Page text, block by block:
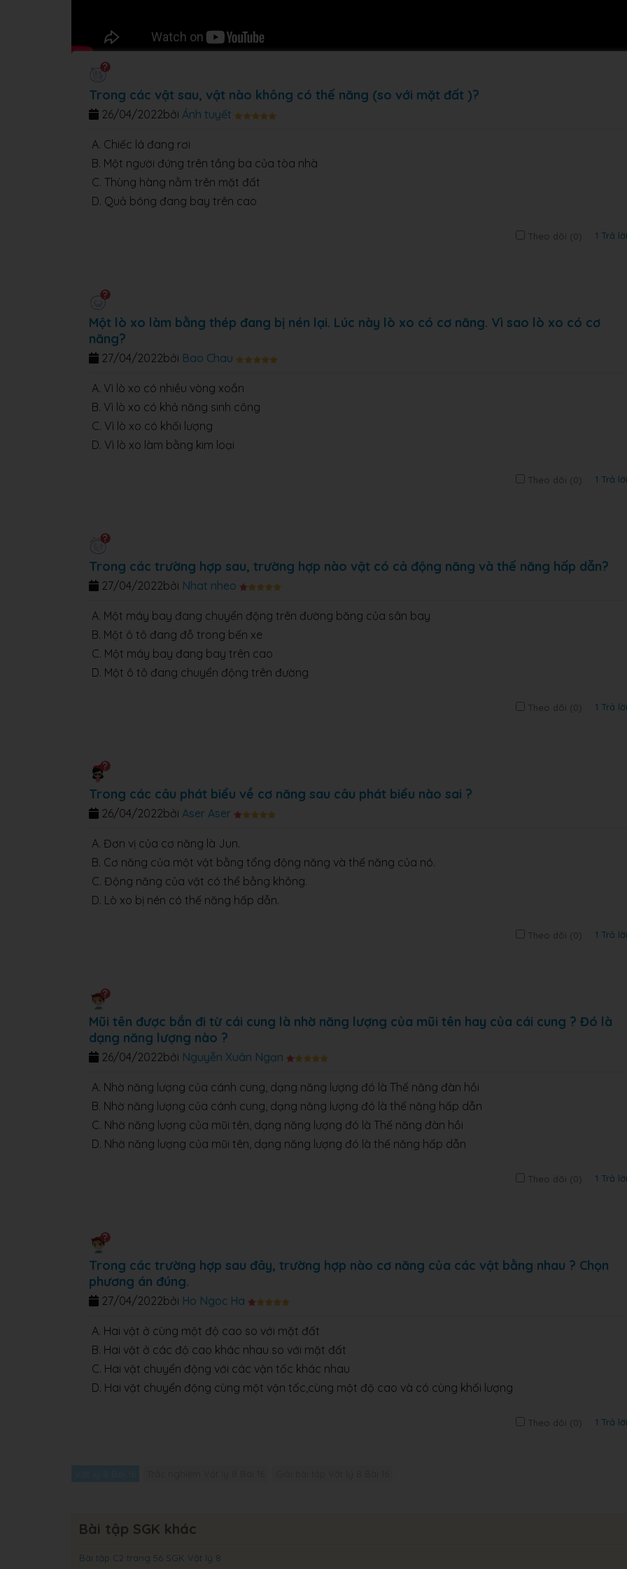
Trong các vật sau, vật nào không có thế năng (so với mặt đất )?
bởi Ánh tuyết
26/04/2022
A. Chiếc lá đang rơi
B. Một người đứng trên tầng ba của tòa nhà
C. Thùng hàng nằm trên mặt đất
D. Quả bóng đang bay trên cao
Theo dõi (0) 1 Trả lời
Một lò xo làm bằng thép đang bị nén lại. Lúc này lò xo có cơ năng. Vì sao lò xo có cơ
năng?
bởi Bao Chau
27/04/2022
A. Vì lò xo có nhiều vòng xoắn
B. Vì lò xo có khả năng sinh công
C. Vì lò xo có khối lượng
D. Vì lò xo làm bằng kim loại
Theo dõi (0) 1 Trả lời
Trong các trường hợp sau, trường hợp nào vật có cả động năng và thế năng hấp dẫn?
bởi Nhat nheo
27/04/2022
A. Một máy bay đang chuyển động trên đường băng của sân bay
B. Một ô tô đang đỗ trong bến xe
C. Một máy bay đang bay trên cao
D. Một ô tô đang chuyển động trên đường
Theo dõi (0) 1 Trả lời
Trong các câu phát biểu về cơ năng sau câu phát biểu nào sai ?
bởi Aser Aser
26/04/2022
A. Đơn vị của cơ năng là Jun.
B. Cơ năng của một vật bằng tổng động năng và thế năng của nó.
C. Động năng của vật có thể bằng không.
D. Lò xo bị nén có thế năng hấp dẫn.
Theo dõi (0) 1 Trả lời
Mũi tên được bắn đi từ cái cung là nhờ năng lượng của mũi tên hay của cái cung ? Đó là
dạng năng lượng nào ?
bởi Nguyễn Xuân Ngạn
26/04/2022
A. Nhờ năng lượng của cánh cung, dạng năng lượng đó là Thế năng đàn hồi
B. Nhờ năng lượng của cánh cung, dạng năng lượng đó là thế năng hấp dẫn
C. Nhờ năng lượng của mũi tên, dạng năng lượng đó là Thế năng đàn hồi
D. Nhờ năng lượng của mũi tên, dạng năng lượng đó là thế năng hấp dẫn
Theo dõi (0) 1 Trả lời
Trong các trường hợp sau đây, trường hợp nào cơ năng của các vật bằng nhau ? Chọn
phương án đúng.
bởi Ho Ngoc Ha
27/04/2022
A. Hai vật ở cùng một độ cao so với mặt đất
B. Hai vật ở các độ cao khác nhau so với mặt đất
C. Hai vật chuyển động với các vận tốc khác nhau
D. Hai vật chuyển động cùng một vận tốc,cùng một độ cao và có cùng khối lượng
Theo dõi (0) 1 Trả lời
Bài tập SGK khác
Bài tập C2 trang 56 SGK Vật lý 8